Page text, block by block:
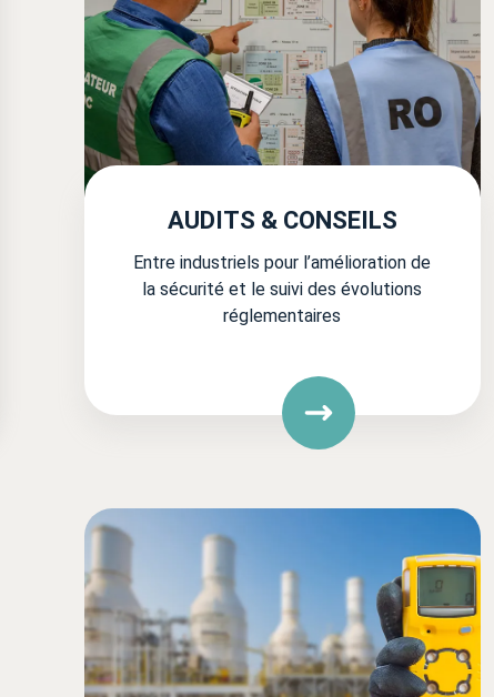
AUDITS & CONSEILS
Entre industriels pour l’amélioration de
la sécurité et le suivi des évolutions
réglementaires